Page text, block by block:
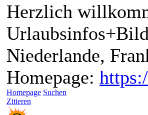
Herzlich
Niederlande,
Homepage:
Homepage Suchen
Zitieren